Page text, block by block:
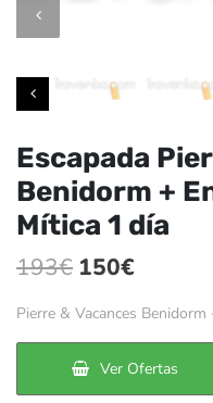
Escapada
Benidorm +
Mítica 1 día
193€ El
precio
era:
150€
precio
es:
Pierre & Vacances
Ver Ofertas